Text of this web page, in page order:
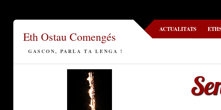
Eth Ostau Comengés
GASCON, PARLA TA LENGA !
ACTUALITATS